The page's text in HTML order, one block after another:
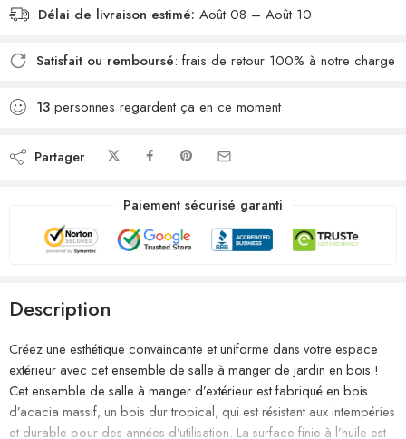
Délai de livraison estimé: Août 08 – Août 10
Satisfait ou remboursé: frais de retour 100% à notre charge
13 personnes regardent ça en ce moment
Partager
Paiement sécurisé garanti
Description
Créez une esthétique convaincante et uniforme dans votre espace
extérieur avec cet ensemble de salle à manger de jardin en bois !
Cet ensemble de salle à manger d’extérieur est fabriqué en bois
d’acacia massif, un bois dur tropical, qui est résistant aux intempéries
et durable pour des années d’utilisation. La surface finie à l’huile est